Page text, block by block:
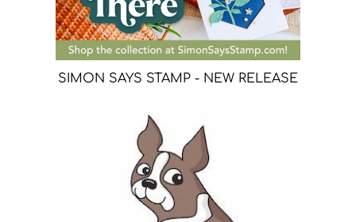
SIMON SAYS STAMP - NEW RELEASE